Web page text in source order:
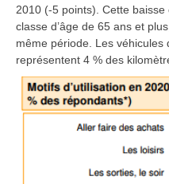
2010 (-5 points). Cette
classe d’âge de 65 ans et
même période. Les
représentent 4 % des